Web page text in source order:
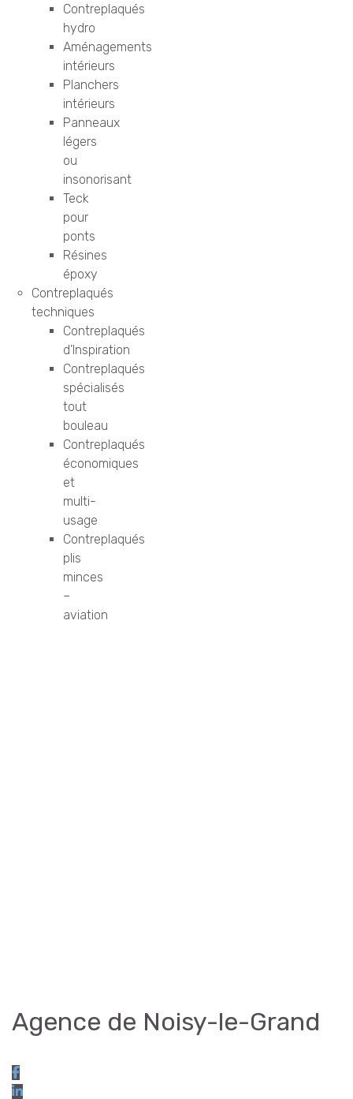
Contreplaqués
hydro
Aménagements
intérieurs
Planchers
intérieurs
Panneaux
légers
ou
insonorisant
Teck
pour
ponts
Résines
époxy
Contreplaqués
techniques
Contreplaqués
d’Inspiration
Contreplaqués
spécialisés
tout
bouleau
Contreplaqués
économiques
et
multi-
usage
Contreplaqués
plis
minces
–
aviation
Agence de Noisy-le-Grand